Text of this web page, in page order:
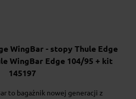
WingBar - stopy Thule Edge
WingBar Edge 104/95 + kit
145197
to bagażnik nowej generacji z